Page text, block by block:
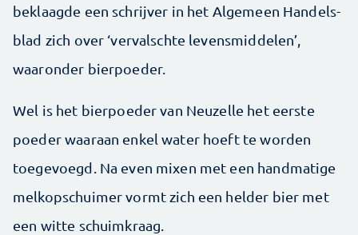
beklaagde een schrijver in het Algemeen Handels­
blad zich over ‘vervalschte levensmiddelen’,
waaronder bierpoeder.
Wel is het bierpoeder van Neuzelle het eerste
poeder waaraan enkel water hoeft te worden
toegevoegd. Na even mixen met een handmatige
melkopschuimer vormt zich een helder bier met
een witte schuimkraag.